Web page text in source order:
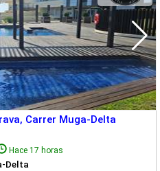
Carrer Muga-Delta
Hace 17 horas
Delta